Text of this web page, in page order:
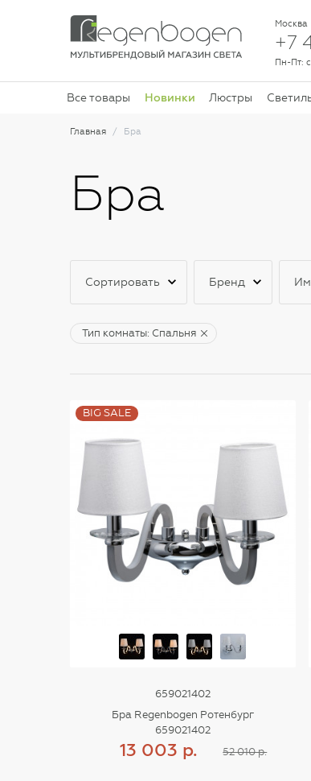
Москва
+7
Пн-Пт:
Все товары Новинки Люстры
Главная Бра
Бра
Сортировать Бренд
Тип комнаты: Спальня
BIG SALE
659021402
Бра Regenbogen Ротенбург
659021402
13 003 р.
52 010 р.